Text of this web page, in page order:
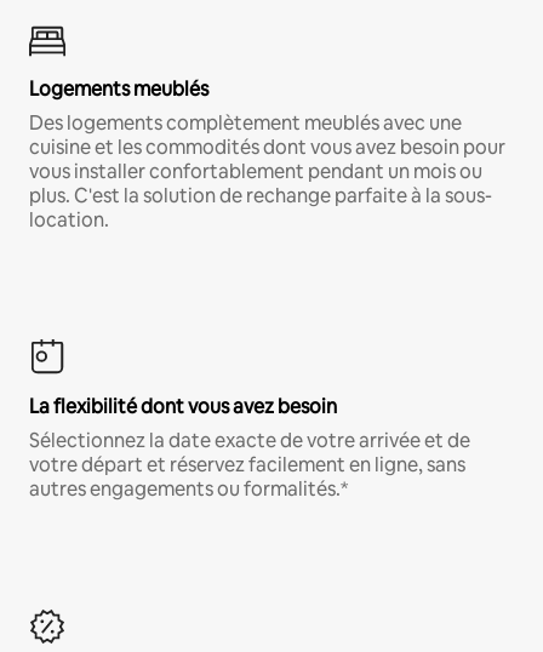
Logements meublés
Des logements complètement meublés avec une
cuisine et les commodités dont vous avez besoin pour
vous installer confortablement pendant un mois ou
plus. C'est la solution de rechange parfaite à la sous-
location.
La flexibilité dont vous avez besoin
Sélectionnez la date exacte de votre arrivée et de
votre départ et réservez facilement en ligne, sans
autres engagements ou formalités.*